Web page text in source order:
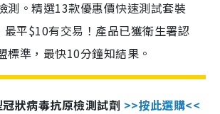
測。精選13款優惠價快速測試套裝
最平$10有交易！產品已獲衛生署認
標準，最快10分鐘知結果。
狀病毒抗原檢測試劑 >>按此選購<<